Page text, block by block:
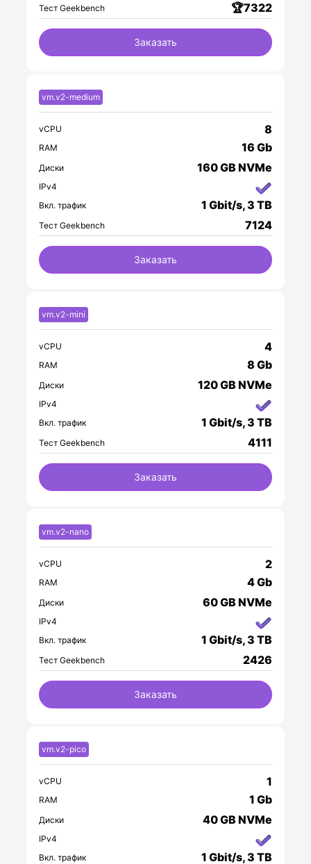
Тест Geekbench 🏆7322
Заказать
vm.v2-medium
vCPU 8
RAM 16 Gb
Диски 160 GB NVMe
IPv4
Вкл. трафик
1 Gbit/s, 3 TB
Тест Geekbench 7124
Заказать
vm.v2-mini
vCPU 4
RAM 8 Gb
Диски 120 GB NVMe
IPv4
Вкл. трафик
1 Gbit/s, 3 TB
Тест Geekbench 4111
Заказать
vm.v2-nano
vCPU 2
RAM 4 Gb
Диски 60 GB NVMe
IPv4
Вкл. трафик
1 Gbit/s, 3 TB
Тест Geekbench 2426
Заказать
vm.v2-pico
vCPU 1
RAM 1 Gb
Диски 40 GB NVMe
IPv4
Вкл. трафик
1 Gbit/s, 3 TB